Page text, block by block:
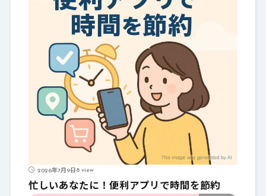
2026年7月9日8 view
忙しいあなたに！便利アプリで時間を節約